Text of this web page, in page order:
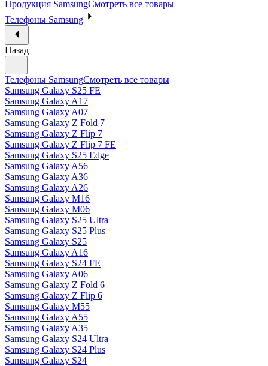
Продукция SamsungСмотреть все товары
Телефоны Samsung
Назад
Телефоны SamsungСмотреть все товары
Samsung Galaxy S25 FE
Samsung Galaxy A17
Samsung Galaxy A07
Samsung Galaxy Z Fold 7
Samsung Galaxy Z Flip 7
Samsung Galaxy Z Flip 7 FE
Samsung Galaxy S25 Edge
Samsung Galaxy A56
Samsung Galaxy A36
Samsung Galaxy A26
Samsung Galaxy M16
Samsung Galaxy M06
Samsung Galaxy S25 Ultra
Samsung Galaxy S25 Plus
Samsung Galaxy S25
Samsung Galaxy A16
Samsung Galaxy S24 FE
Samsung Galaxy A06
Samsung Galaxy Z Fold 6
Samsung Galaxy Z Flip 6
Samsung Galaxy M55
Samsung Galaxy A55
Samsung Galaxy A35
Samsung Galaxy S24 Ultra
Samsung Galaxy S24 Plus
Samsung Galaxy S24